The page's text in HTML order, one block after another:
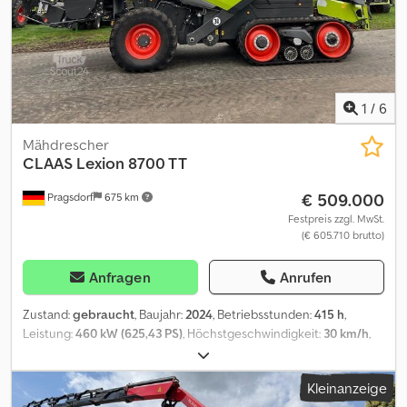
1 / 6
Pragsdorf 675 km
Mähdrescher
CLAAS Lexion 8700 TT
€ 509.000
Festpreis zzgl. MwSt.
(€ 605.710 brutto)
Anfragen Anrufen
Zustand:gebraucht, Baujahr: 2024, Betriebsstunden:415 h,
Leistung:460 kW (625,43 PS) , Höchstgeschwindigkeit: 30 km/h
, Arbeitsbreite:
Reifengröße:500/85R30, Ausstattung:Beleuchtung,
Bordcomputer, Kabine, Klimaanlage
, Bereifung (h):500/85R30,
Kleinanzeige